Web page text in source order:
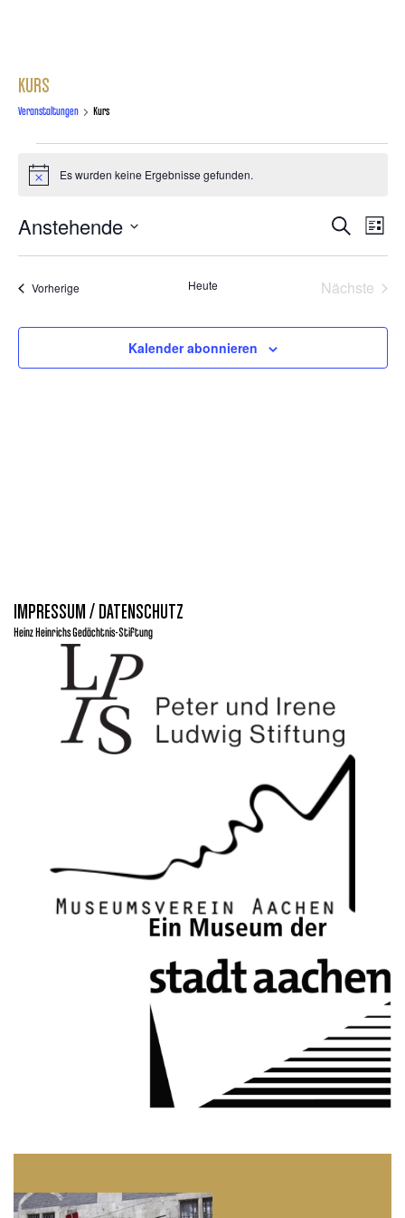
KURS
Veranstaltungen Kurs
HinweisEs wurden keine Ergebnisse gefunden.
SUCHE
UND
Suche
Liste
Anstehende
VorherigeVeranstaltungen Heute
Nächste
Kalender abonnieren
IMPRESSUM / DATENSCHUTZ
Heinz Heinrichs Gedächtnis-Stiftung